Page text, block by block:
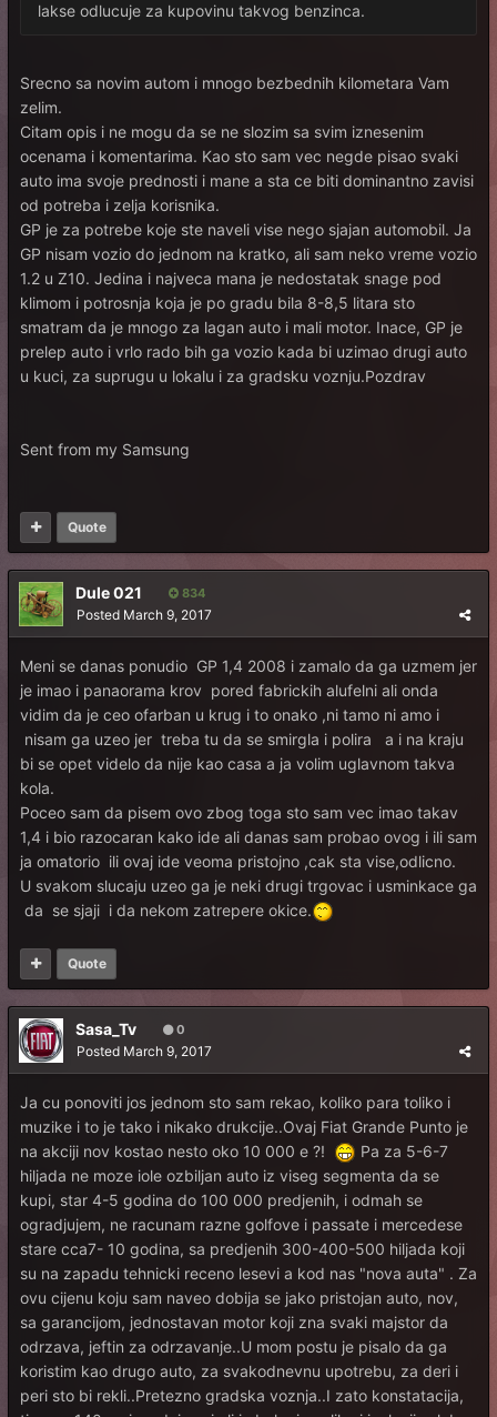
lakse odlucuje za kupovinu takvog benzinca.
Srecno sa novim autom i mnogo bezbednih kilometara Vam
zelim.
Citam opis i ne mogu da se ne slozim sa svim iznesenim
ocenama i komentarima. Kao sto sam vec negde pisao svaki
auto ima svoje prednosti i mane a sta ce biti dominantno zavisi
od potreba i zelja korisnika.
GP je za potrebe koje ste naveli vise nego sjajan automobil. Ja
GP nisam vozio do jednom na kratko, ali sam neko vreme vozio
1.2 u Z10. Jedina i najveca mana je nedostatak snage pod
klimom i potrosnja koja je po gradu bila 8-8,5 litara sto
smatram da je mnogo za lagan auto i mali motor. Inace, GP je
prelep auto i vrlo rado bih ga vozio kada bi uzimao drugi auto
u kuci, za suprugu u lokalu i za gradsku voznju.Pozdrav
Sent from my Samsung
Quote
Dule 021 834
Posted March 9, 2017
Meni se danas ponudio GP 1,4 2008 i zamalo da ga uzmem jer
je imao i panaorama krov pored fabrickih alufelni ali onda
vidim da je ceo ofarban u krug i to onako ,ni tamo ni amo i
nisam ga uzeo jer treba tu da se smirgla i polira a i na kraju
bi se opet videlo da nije kao casa a ja volim uglavnom takva
kola.
Poceo sam da pisem ovo zbog toga sto sam vec imao takav
1,4 i bio razocaran kako ide ali danas sam probao ovog i ili sam
ja omatorio ili ovaj ide veoma pristojno ,cak sta vise,odlicno.
U svakom slucaju uzeo ga je neki drugi trgovac i usminkace ga
da se sjaji i da nekom zatrepere okice.
Quote
Sasa_Tv 0
Posted March 9, 2017
Ja cu ponoviti jos jednom sto sam rekao, koliko para toliko i
muzike i to je tako i nikako drukcije..Ovaj Fiat Grande Punto je
na akciji nov kostao nesto oko 10 000 e ?!
Pa za 5-6-7
hiljada ne moze iole ozbiljan auto iz viseg segmenta da se
kupi, star 4-5 godina do 100 000 predjenih, i odmah se
ogradjujem, ne racunam razne golfove i passate i mercedese
stare cca7- 10 godina, sa predjenih 300-400-500 hiljada koji
su na zapadu tehnicki receno lesevi a kod nas "nova auta" . Za
ovu cijenu koju sam naveo dobija se jako pristojan auto, nov,
sa garancijom, jednostavan motor koji zna svaki majstor da
odrzava, jeftin za odrzavanje..U mom postu je pisalo da ga
koristim kao drugo auto, za svakodnevnu upotrebu, za deri i
peri sto bi rekli..Pretezno gradska voznja..I zato konstatacija,